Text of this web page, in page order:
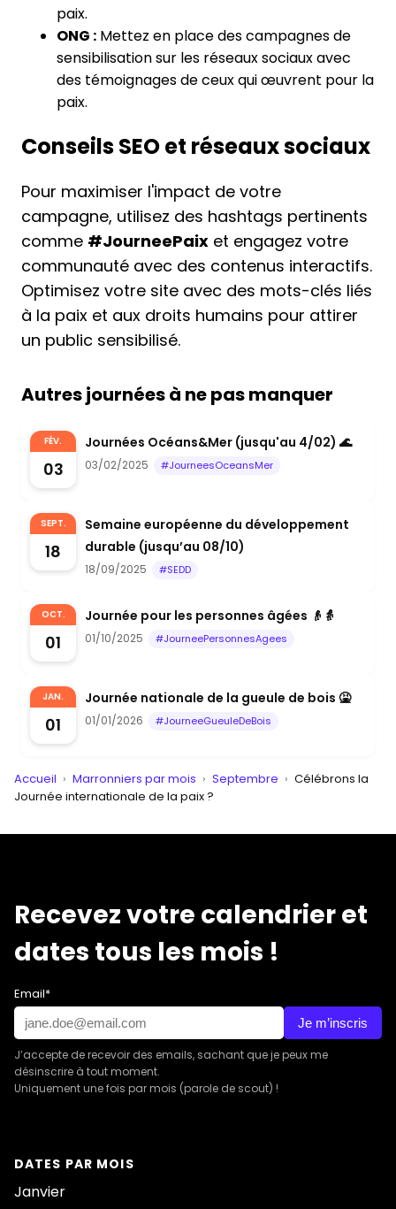
paix.
ONG : Mettez en place des campagnes de
sensibilisation sur les réseaux sociaux avec
des témoignages de ceux qui œuvrent pour la
paix.
Conseils SEO et réseaux sociaux
Pour maximiser l'impact de votre
campagne, utilisez des hashtags pertinents
comme #JourneePaix et engagez votre
communauté avec des contenus interactifs.
Optimisez votre site avec des mots-clés liés
à la paix et aux droits humains pour attirer
un public sensibilisé.
Autres journées à ne pas manquer
FÉV.
03
Journées Océans&Mer (jusqu'au 4/02) 🌊
03/02/2025 #JourneesOceansMer
SEPT.
18
Semaine européenne du développement
durable (jusqu’au 08/10)
18/09/2025 #SEDD
OCT.
01
Journée pour les personnes âgées 👴👵
01/10/2025 #JourneePersonnesAgees
JAN.
01
Journée nationale de la gueule de bois 🤮
01/01/2026 #JourneeGueuleDeBois
Accueil › Marronniers par mois › Septembre › Célébrons la
Journée internationale de la paix ?
Recevez votre calendrier et
dates tous les mois !
Email*
Je m’inscris
J’accepte de recevoir des emails, sachant que je peux me
désinscrire à tout moment.
Uniquement une fois par mois (parole de scout) !
DATES PAR MOIS
Janvier